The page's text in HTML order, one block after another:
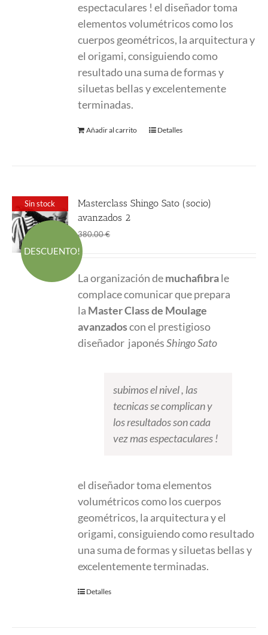
espectaculares ! el diseñador toma
elementos volumétricos como los
cuerpos geométricos, la arquitectura y
el origami, consiguiendo como
resultado una suma de formas y
siluetas bellas y excelentemente
terminadas.
Añadir al carrito Detalles
Sin stock
DESCUENTO!
Masterclass Shingo Sato (socio)
avanzados 2
380.00€
era:
380.00 €.
es:
270.00 €.
La organización demuchafibrale
complace comunicar que prepara
la Master Classde Moulage
avanzadoscon el prestigioso
diseñador japonésShingo Sato
subimos el nivel , las
tecnicas se complican y
los resultados son cada
vez mas espectaculares !
el diseñador toma elementos
volumétricos como los cuerpos
geométricos, la arquitectura y el
origami, consiguiendo como resultado
una suma de formas y siluetas bellas y
excelentemente terminadas.
Detalles